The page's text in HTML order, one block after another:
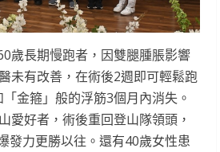
歲長期慢跑者，因雙腿腫脹影響
未有改善，在術後2週即可輕鬆跑
金箍」般的浮筋3個月內消失。
愛好者，術後重回登山隊領頭，
發力更勝以往。還有40歲女性患